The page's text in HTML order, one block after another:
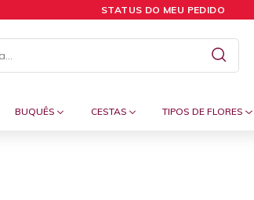
STATUS DO MEU PEDIDO
BUQUÊS CESTAS TIPOS DE FLORES